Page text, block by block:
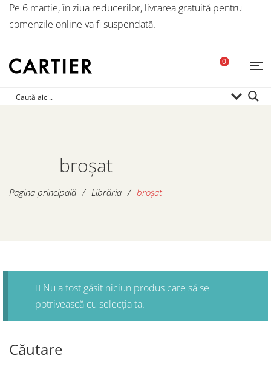
Pe 6 martie, în ziua reducerilor, livrarea gratuită pentru
comenzile online va fi suspendată.
0
broșat
Pagina principală / Librăria / broșat
Nu a fost găsit niciun produs care să se
potrivească cu selecția ta.
Căutare